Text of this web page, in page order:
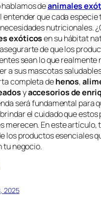
deanimales
entender que cada especie
nutricionales.
exóticosen su hábitat
de que los
sean lo que realmente
a sus mascotas
completa dehenos,
yaccesorios de
será fundamental para
el cuidado que estos
merecen. En este artículo,
los productos esenciales
tu negocio.
2025